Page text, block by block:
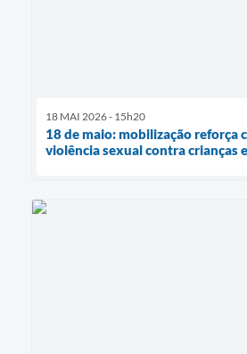
18 MAI 2026 - 15h20
18 de maio: mobilização reforça
violência sexual contra crianças